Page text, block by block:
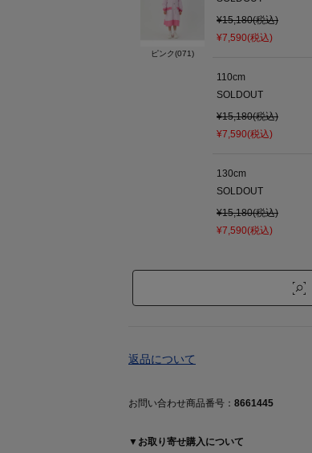
ピンク(071)
¥15,180(税込)
¥7,590(税込)
110cm
SOLDOUT
¥15,180(税込)
¥7,590(税込)
130cm
SOLDOUT
¥15,180(税込)
¥7,590(税込)
返品について
お問い合わせ商品番号： 8661445
▼お取り寄せ購入について